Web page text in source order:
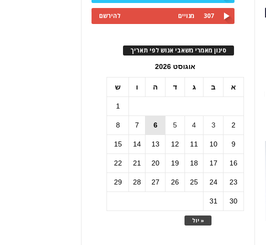
307 מנויים להירשם
סינון מאמרי משאבי אנוש לפי תאריך
אוגוסט 2026
א ב ג ד ה ו ש
« יול
1
2
3
4
5
6
7
8
9
10
11
12
13
14
15
16
17
18
19
20
21
22
23
24
25
26
27
28
29
30
31